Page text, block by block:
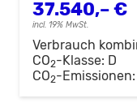
37.540,– €
incl. 19% MwSt.
Verbrauch
CO2-Klasse: D
CO2-Emissionen: